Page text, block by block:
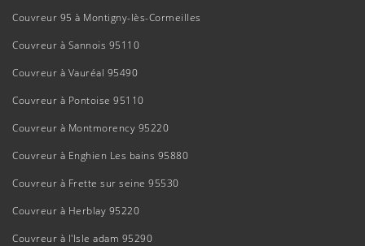
Couvreur 95 à Montigny-lès-Cormeilles
Couvreur à Sannois 95110
Couvreur à Vauréal 95490
Couvreur à Pontoise 95110
Couvreur à Montmorency 95220
Couvreur à Enghien Les bains 95880
Couvreur à Frette sur seine 95530
Couvreur à Herblay 95220
Couvreur à l'Isle adam 95290